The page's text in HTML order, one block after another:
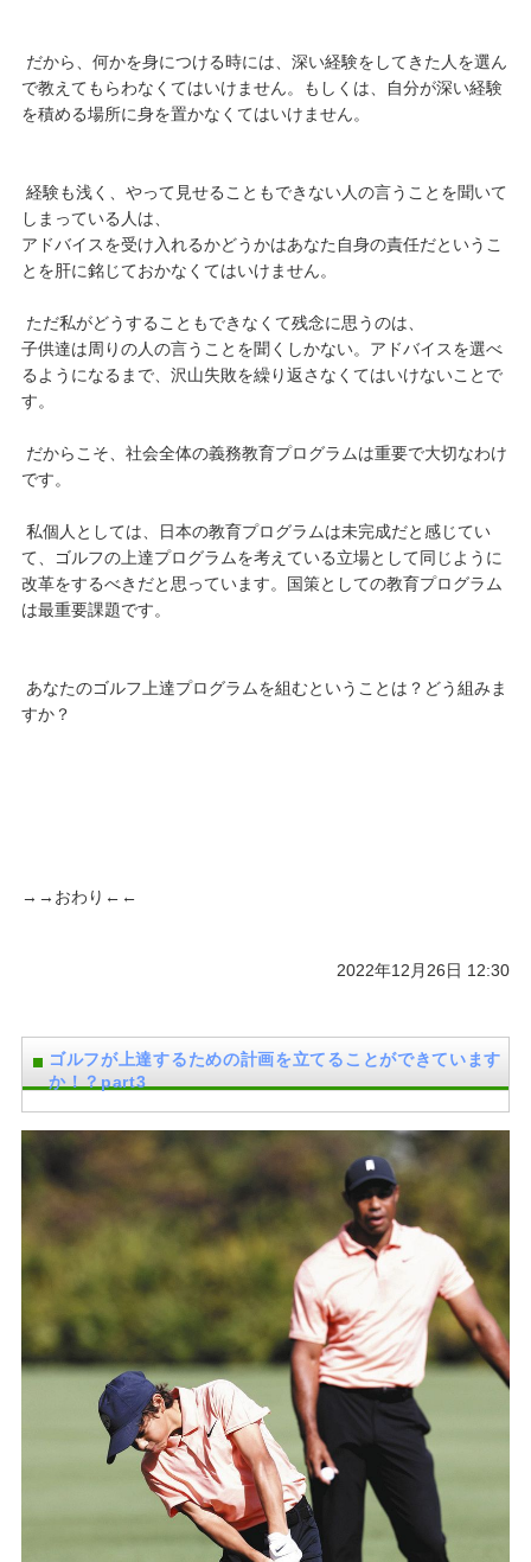
だから、何かを身につける時には、深い経験をしてきた人を選ん
で教えてもらわなくてはいけません。もしくは、自分が深い経験
を積める場所に身を置かなくてはいけません。
経験も浅く、やって見せることもできない人の言うことを聞いて
しまっている人は、
アドバイスを受け入れるかどうかはあなた自身の責任だというこ
とを肝に銘じておかなくてはいけません。
ただ私がどうすることもできなくて残念に思うのは、
子供達は周りの人の言うことを聞くしかない。アドバイスを選べ
るようになるまで、沢山失敗を繰り返さなくてはいけないことで
す。
だからこそ、社会全体の義務教育プログラムは重要で大切なわけ
です。
私個人としては、日本の教育プログラムは未完成だと感じてい
て、ゴルフの上達プログラムを考えている立場として同じように
改革をするべきだと思っています。国策としての教育プログラム
は最重要課題です。
あなたのゴルフ上達プログラムを組むということは？どう組みま
すか？
→→おわり←←
2022年12月26日 12:30
ゴルフが上達するための計画を立てることができています
か！？part3